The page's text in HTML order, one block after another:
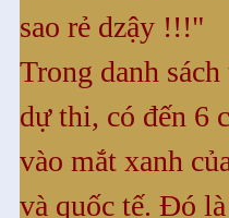
sao rẻ dzậy !!!"
Trong danh
dự thi, có đến 6
vào mắt xanh
và quốc tế. Đó